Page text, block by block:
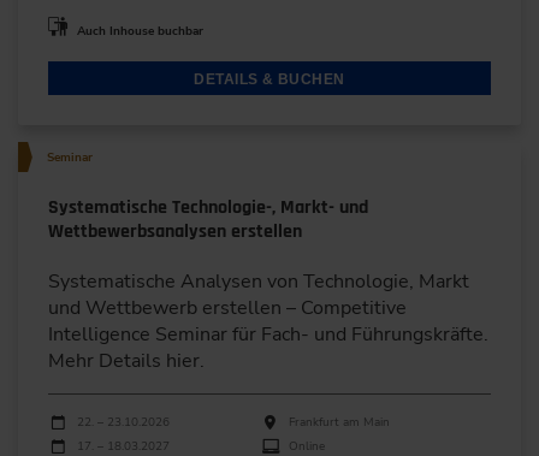
Auch Inhouse buchbar
DETAILS & BUCHEN
Seminar
Systematische Technologie-, Markt- und
Wettbewerbsanalysen erstellen
Systematische Analysen von Technologie, Markt
und Wettbewerb erstellen – Competitive
Intelligence Seminar für Fach- und Führungskräfte.
Mehr Details hier.
Durchführungen
Veranstaltungsdatum Veranstaltungsort
22. – 23.10.2026
Frankfurt am Main
17. – 18.03.2027
Online